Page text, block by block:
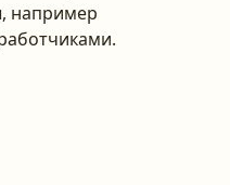
например